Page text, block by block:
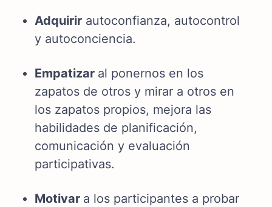
Adquirir autoconfianza, autocontrol
y autoconciencia.
Empatizar al ponernos en los
zapatos de otros y mirar a otros en
los zapatos propios, mejora las
habilidades de planificación,
comunicación y evaluación
participativas.
Motivar a los participantes a probar